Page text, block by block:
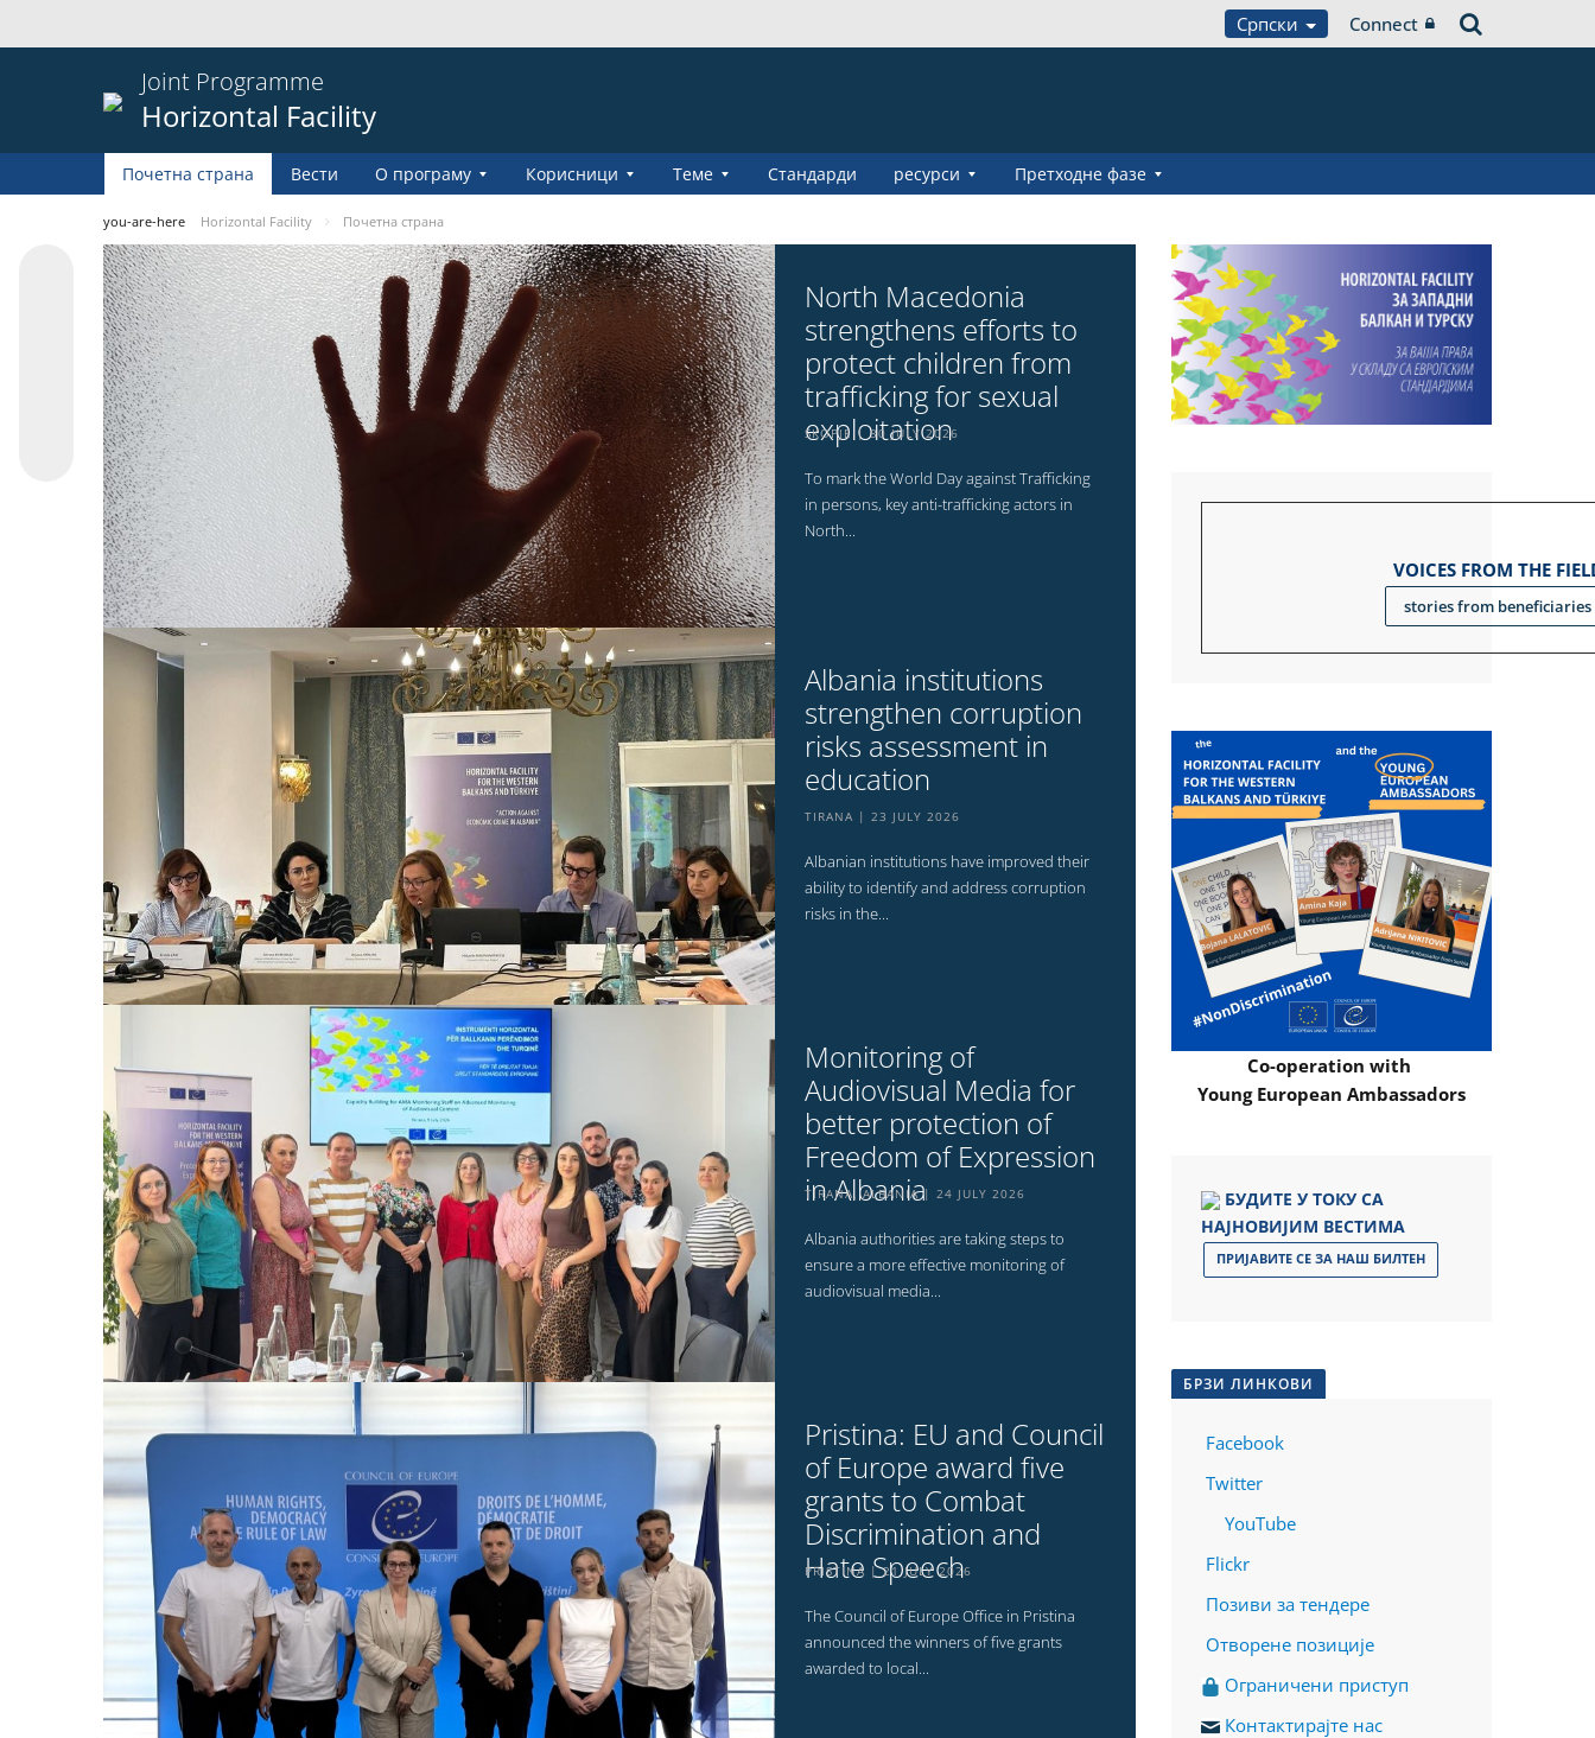
Српски Connect
Joint Programme
Horizontal Facility
Почетна страна Вести О програму Корисници Теме Стандарди ресурси Претходне фазе
you-are-here Horizontal Facility Почетна страна
North Macedonia
strengthens efforts to
protect children from
trafficking for sexual
exploitation
SKOPJE 30 JULY 2026
To mark the World Day against Trafficking
in persons, key anti-trafficking actors in
North...
Albania institutions
strengthen corruption
risks assessment in
education
TIRANA 23 JULY 2026
Albanian institutions have improved their
ability to identify and address corruption
risks in the...
Monitoring of
Audiovisual Media for
better protection of
Freedom of Expression
in Albania
TIRANA, ALBANIA 24 JULY 2026
Albania authorities are taking steps to
ensure a more effective monitoring of
audiovisual media...
Pristina: EU and Council
of Europe award five
grants to Combat
Discrimination and
Hate Speech
PRISTINA 21 JULY 2026
The Council of Europe Office in Pristina
announced the winners of five grants
awarded to local...
VOICES FROM THE
stories from beneficiaries
Co-operation with
Young European Ambassadors
БУДИТЕ У ТОКУ СА
НАЈНОВИЈИМ ВЕСТИМА
ПРИЈАВИТЕ СЕ ЗА НАШ БИЛТЕН
БРЗИ ЛИНКОВИ
Facebook
Twitter
YouTube
Flickr
Позиви за тендере
Отворене позиције
Ограничени приступ
Контактирајте нас